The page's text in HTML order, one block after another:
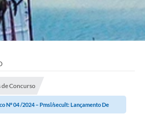
de Concurso
Nº 04 /2024 – Pmsl/secult: Lançamento De